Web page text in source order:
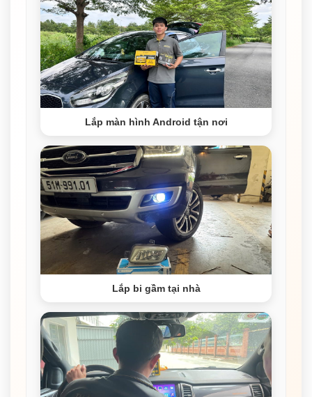
Lắp màn hình Android tận nơi
Lắp bi gầm tại nhà